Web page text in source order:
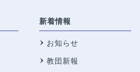
新着情報
お知らせ
教団新報